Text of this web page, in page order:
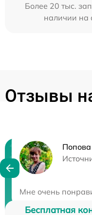
Более 20 тыс.
наличии на
Отзывы
Мне очень
Нужна
Бесплатная